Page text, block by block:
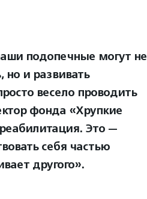
подопечные могут не
но и развивать
весело проводить
фонда «Хрупкие
Это —
себя частью
другого».